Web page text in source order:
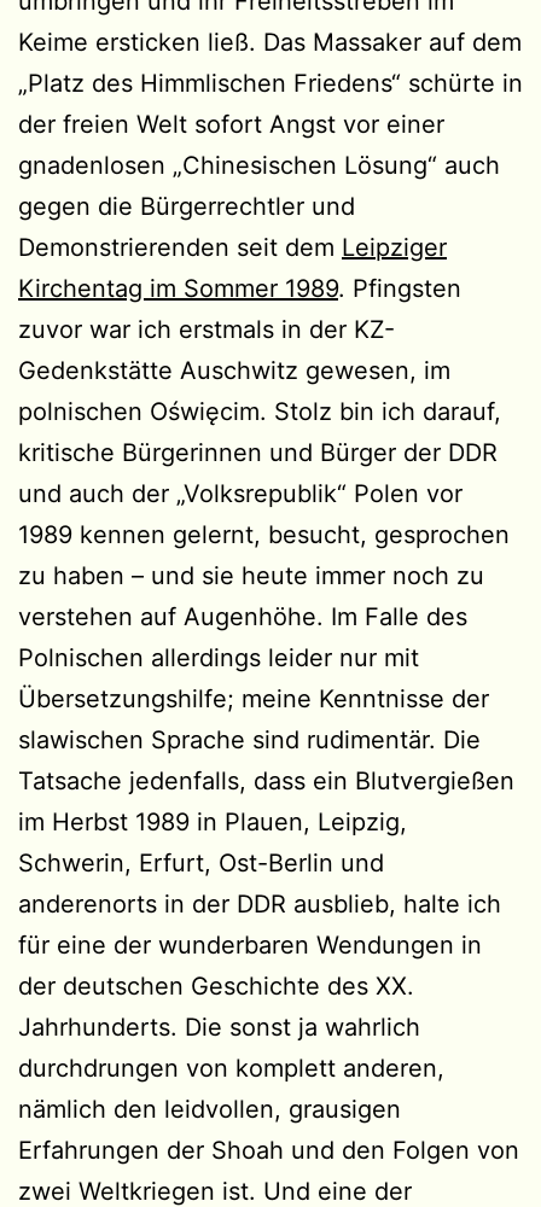
Keime ersticken ließ. Das Massaker auf dem
„Platz des Himmlischen Friedens“ schürte in
der freien Welt sofort Angst vor einer
gnadenlosen „Chinesischen Lösung“ auch
gegen die Bürgerrechtler und
Demonstrierenden seit dem Leipziger
Kirchentag im Sommer 1989. Pfingsten
zuvor war ich erstmals in der KZ-
Gedenkstätte Auschwitz gewesen, im
polnischen Oświęcim. Stolz bin ich darauf,
kritische Bürgerinnen und Bürger der DDR
und auch der „Volksrepublik“ Polen vor
1989 kennen gelernt, besucht, gesprochen
zu haben – und sie heute immer noch zu
verstehen auf Augenhöhe. Im Falle des
Polnischen allerdings leider nur mit
Übersetzungshilfe; meine Kenntnisse der
slawischen Sprache sind rudimentär. Die
Tatsache jedenfalls, dass ein Blutvergießen
im Herbst 1989 in Plauen, Leipzig,
Schwerin, Erfurt, Ost-Berlin und
anderenorts in der DDR ausblieb, halte ich
für eine der wunderbaren Wendungen in
der deutschen Geschichte des XX.
Jahrhunderts. Die sonst ja wahrlich
durchdrungen von komplett anderen,
nämlich den leidvollen, grausigen
Erfahrungen der Shoah und den Folgen von
zwei Weltkriegen ist. Und eine der